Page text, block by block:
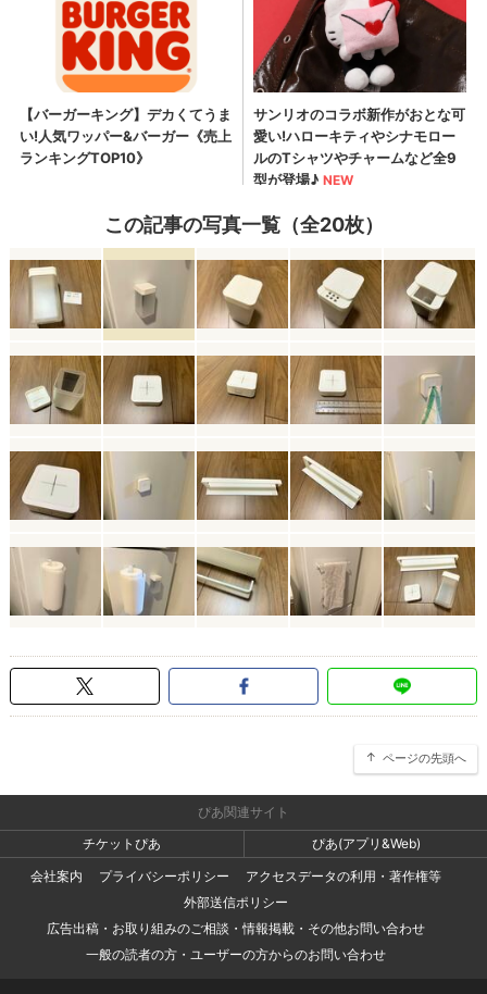
この記事の写真一覧（全20枚）
ページの先頭へ
ぴあ関連サイト
チケットぴあ
ぴあ(アプリ&Web)
会社案内
プライバシーポリシー
アクセスデータの利用・著作権等
外部送信ポリシー
広告出稿・お取り組みのご相談・情報掲載・その他お問い合わせ
一般の読者の方・ユーザーの方からのお問い合わせ